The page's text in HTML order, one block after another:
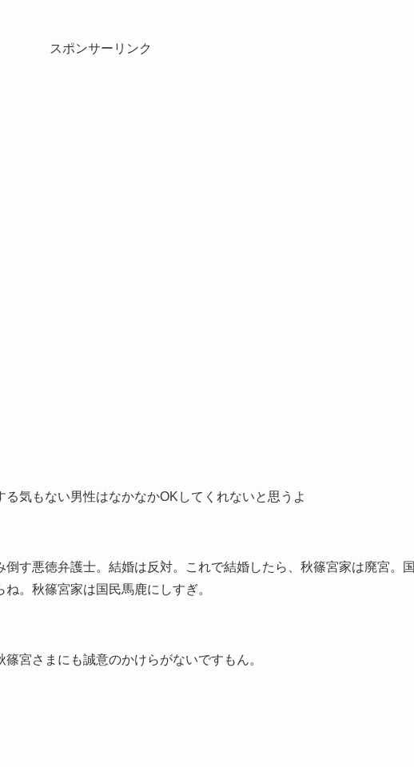
スポンサーリンク
気もない男性はなかなかOKしてくれないと思うよ
す悪徳弁護士。結婚は反対。これで結婚したら、秋篠宮家は廃宮。国
。秋篠宮家は国民馬鹿にしすぎ。
宮さまにも誠意のかけらがないですもん。